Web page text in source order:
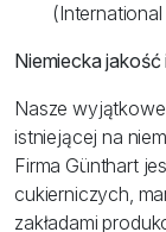
Niemiecka
Nasze
istniejącej na
Firma Günthart
cukierniczych,
zakładami